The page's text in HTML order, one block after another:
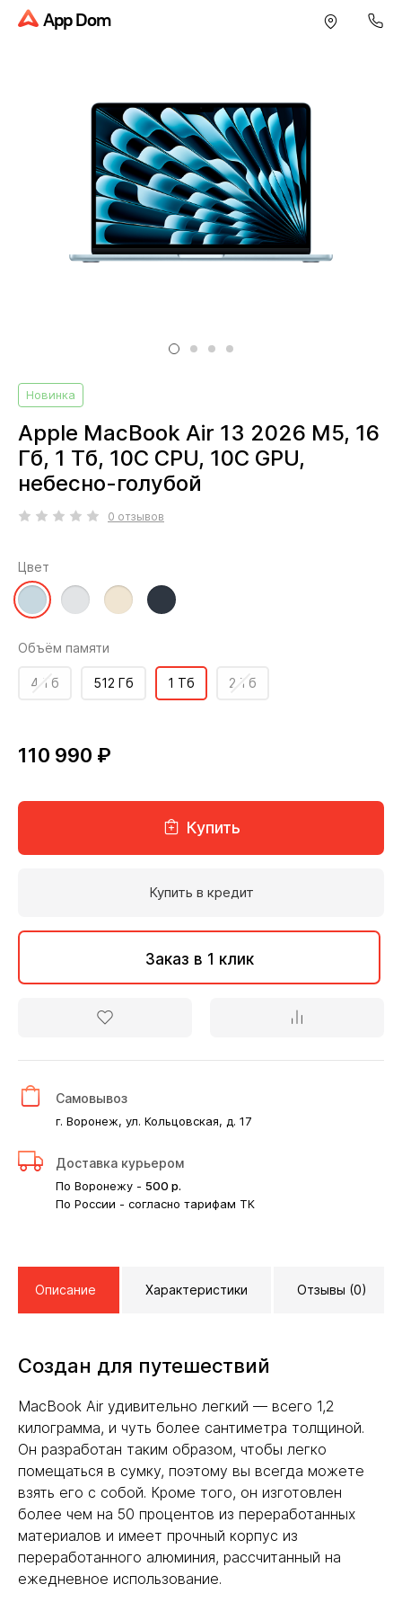
App Dom
Новинка
Apple MacBook Air 13 2026 M5, 16
Гб, 1 Тб, 10C CPU, 10C GPU,
небесно-голубой
0 отзывов
Цвет
Объём памяти
1 Тб
512 Гб 2 Тб
4 Тб
110 990 ₽
Купить
Купить в кредит
Заказ в 1 клик
Самовывоз
г. Воронеж, ул. Кольцовская, д. 17
Доставка курьером
По Воронежу - 500 р.
По России - согласно тарифам ТК
Описание Характеристики Отзывы (0)
Создан для путешествий
MacBook Air удивительно легкий — всего 1,2
килограмма, и чуть более сантиметра толщиной.
Он разработан таким образом, чтобы легко
помещаться в сумку, поэтому вы всегда можете
взять его с собой. Кроме того, он изготовлен
более чем на 50 процентов из переработанных
материалов и имеет прочный корпус из
переработанного алюминия, рассчитанный на
ежедневное использование.